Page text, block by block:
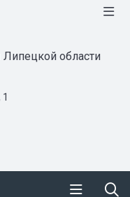
Липецкой области